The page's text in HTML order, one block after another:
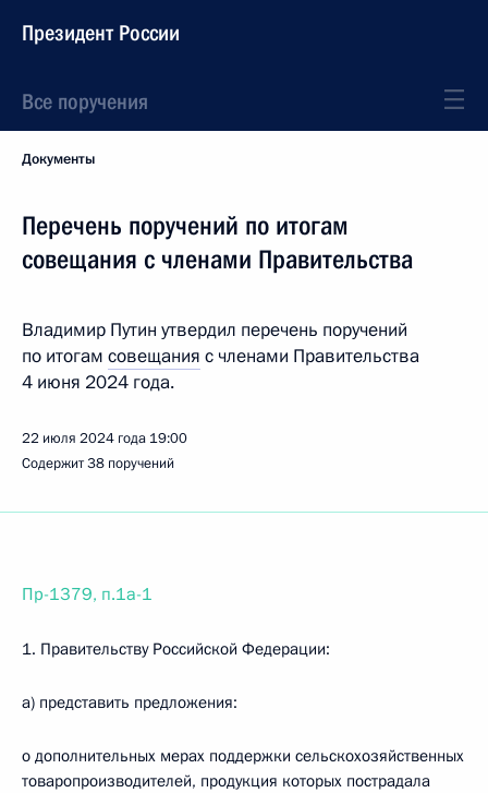
Президент России
Все поручения
Документы
Перечень поручений по итогам
совещания с членами Правительства
Владимир Путин утвердил перечень поручений
по итогам совещания с членами Правительства
4 июня 2024 года.
22 июля 2024 года 19:00
Содержит 38 поручений
Пр-1379, п.1а-1
1. Правительству Российской Федерации:
а) представить предложения:
о дополнительных мерах поддержки сельскохозяйственных
товаропроизводителей, продукция которых пострадала